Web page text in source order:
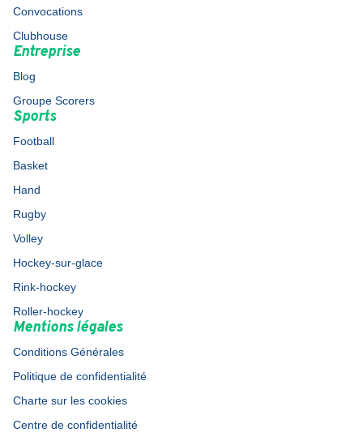
Convocations
Clubhouse
Entreprise
Blog
Groupe Scorers
Sports
Football
Basket
Hand
Rugby
Volley
Hockey-sur-glace
Rink-hockey
Roller-hockey
Mentions légales
Conditions Générales
Politique de confidentialité
Charte sur les cookies
Centre de confidentialité